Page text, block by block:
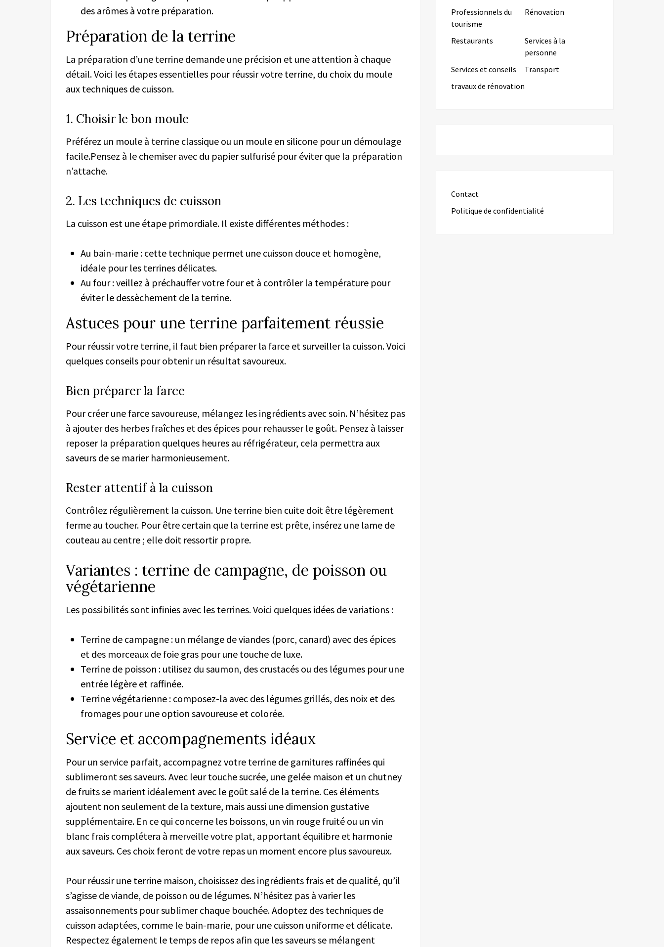
des arômes à votre préparation.
Préparation de la terrine
La préparation d’une terrine demande une précision et une attention à chaque
détail. Voici les étapes essentielles pour réussir votre terrine, du choix du moule
aux techniques de cuisson.
1. Choisir le bon moule
Préférez un moule à terrine classique ou un moule en silicone pour un démoulage
facile.Pensez à le chemiser avec du papier sulfurisé pour éviter que la préparation
n’attache.
2. Les techniques de cuisson
La cuisson est une étape primordiale. Il existe différentes méthodes :
Au bain-marie : cette technique permet une cuisson douce et homogène,
idéale pour les terrines délicates.
Au four : veillez à préchauffer votre four et à contrôler la température pour
éviter le dessèchement de la terrine.
Astuces pour une terrine parfaitement réussie
Pour réussir votre terrine, il faut bien préparer la farce et surveiller la cuisson. Voici
quelques conseils pour obtenir un résultat savoureux.
Bien préparer la farce
Pour créer une farce savoureuse, mélangez les ingrédients avec soin. N’hésitez pas
à ajouter des herbes fraîches et des épices pour rehausser le goût. Pensez à laisser
reposer la préparation quelques heures au réfrigérateur, cela permettra aux
saveurs de se marier harmonieusement.
Rester attentif à la cuisson
Contrôlez régulièrement la cuisson. Une terrine bien cuite doit être légèrement
ferme au toucher. Pour être certain que la terrine est prête, insérez une lame de
couteau au centre ; elle doit ressortir propre.
Variantes : terrine de campagne, de poisson ou
végétarienne
Les possibilités sont infinies avec les terrines. Voici quelques idées de variations :
Terrine de campagne : un mélange de viandes (porc, canard) avec des épices
et des morceaux de foie gras pour une touche de luxe.
Terrine de poisson : utilisez du saumon, des crustacés ou des légumes pour une
entrée légère et raffinée.
Terrine végétarienne : composez-la avec des légumes grillés, des noix et des
fromages pour une option savoureuse et colorée.
Service et accompagnements idéaux
Pour un service parfait, accompagnez votre terrine de garnitures raffinées qui
sublimeront ses saveurs. Avec leur touche sucrée, une gelée maison et un chutney
de fruits se marient idéalement avec le goût salé de la terrine. Ces éléments
ajoutent non seulement de la texture, mais aussi une dimension gustative
supplémentaire. En ce qui concerne les boissons, un vin rouge fruité ou un vin
blanc frais complétera à merveille votre plat, apportant équilibre et harmonie
aux saveurs. Ces choix feront de votre repas un moment encore plus savoureux.
Pour réussir une terrine maison, choisissez des ingrédients frais et de qualité, qu’il
s’agisse de viande, de poisson ou de légumes. N’hésitez pas à varier les
assaisonnements pour sublimer chaque bouchée. Adoptez des techniques de
cuisson adaptées, comme le bain-marie, pour une cuisson uniforme et délicate.
Respectez également le temps de repos afin que les saveurs se mélangent
Professionnels du
tourisme
Rénovation
Restaurants
Services à la
personne
Services et conseils
Transport
travaux de rénovation
Contact
Politique de confidentialité